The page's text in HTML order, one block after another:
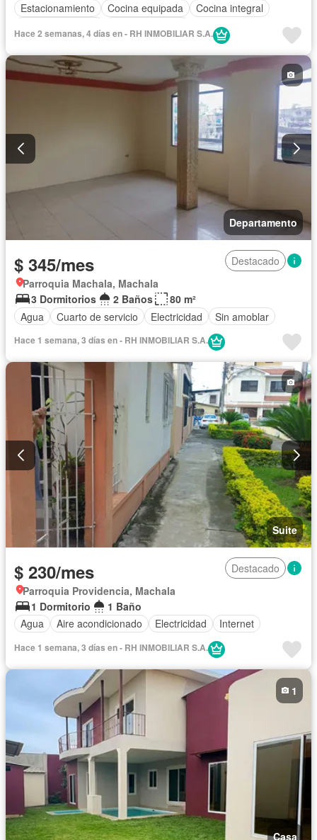
Estacionamiento
Cocina equipada
Cocina integral
Hace 2 semanas, 4 días en - RH INMOBILIAR S.A.
Departamento
$ 345/mes
Destacado
Parroquia Machala, Machala
3 Dormitorios
2 Baños
80 m²
Agua
Cuarto de servicio Electricidad Sin amoblar
Hace 1 semana, 3 días en - RH INMOBILIAR S.A.
Suite
$ 230/mes
Destacado
Parroquia Providencia, Machala
1 Dormitorio
1 Baño
Agua
Aire acondicionado Electricidad Internet
Hace 1 semana, 3 días en - RH INMOBILIAR S.A.
Casa
1